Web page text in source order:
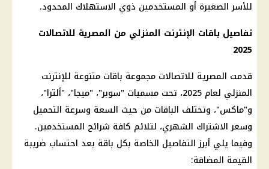
للأسر الصغيرة أو المستخدمين ذوي الاستهلاك المحدود.
تفاصيل باقات الإنترنت المنزلي من المصرية للاتصالات
2025
قدمت المصرية للاتصالات مجموعة باقات متنوعة للإنترنت
المنزلي لعام 2025، تحت مسميات "سوبر"، "ميجا"، "ألترا"،
و"ماكس"، وتختلف الباقات من حيث السعة وسرعة التحميل
وسعر الاشتراك الشهري، لتلائم كافة شرائح المستخدمين.
وفيما يلي أبرز التفاصيل الخاصة بكل باقة بعد احتساب ضريبة
القيمة المضافة: